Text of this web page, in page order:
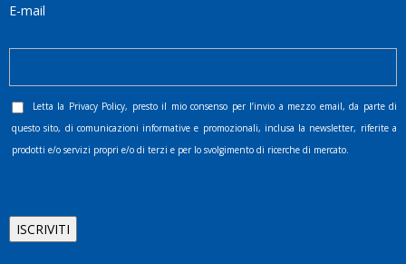
E-mail
Letta la Privacy Policy, presto il mio consenso per l’invio a mezzo email, da parte di
questo sito, di comunicazioni informative e promozionali, inclusa la newsletter, riferite a
prodotti e/o servizi propri e/o di terzi e per lo svolgimento di ricerche di mercato.